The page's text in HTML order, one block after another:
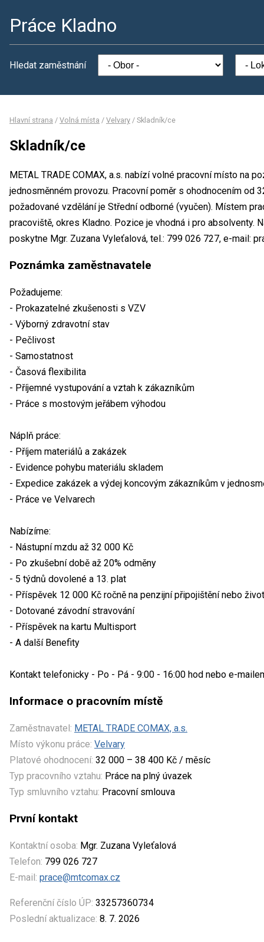
Práce Kladno
Hledat zaměstnání
Hlavní strana / Volná místa / Velvary / Skladník/ce
Skladník/ce
METAL TRADE COMAX, a.s. nabízí volné pracovní místo na
jednosměnném provozu. Pracovní poměr s ohodnocením od
požadované vzdělání je Střední odborné (vyučen). Místem
pracoviště, okres Kladno. Pozice je vhodná i pro absolventy.
poskytne Mgr. Zuzana Vyleťalová, tel.: 799 026 727, e-mail:
Poznámka zaměstnavatele
Požadujeme:
- Prokazatelné zkušenosti s VZV
- Výborný zdravotní stav
- Pečlivost
- Samostatnost
- Časová flexibilita
- Příjemné vystupování a vztah k zákazníkům
- Práce s mostovým jeřábem výhodou
Náplň práce:
- Příjem materiálů a zakázek
- Evidence pohybu materiálu skladem
- Expedice zakázek a výdej koncovým zákazníkům v
- Práce ve Velvarech
Nabízíme:
- Nástupní mzdu až 32 000 Kč
- Po zkušební době až 20% odměny
- 5 týdnů dovolené a 13. plat
- Příspěvek 12 000 Kč ročně na penzijní připojištění nebo
- Dotované závodní stravování
- Příspěvek na kartu Multisport
- A další Benefity
Kontakt telefonicky - Po - Pá - 9:00 - 16:00 hod nebo e-
Informace o pracovním místě
Zaměstnavatel: METAL TRADE COMAX, a.s.
Místo výkonu práce: Velvary
Platové ohodnocení: 32 000 – 38 400 Kč / měsíc
Typ pracovního vztahu: Práce na plný úvazek
Typ smluvního vztahu: Pracovní smlouva
První kontakt
Kontaktní osoba: Mgr. Zuzana Vyleťalová
Telefon: 799 026 727
E-mail: prace@mtcomax.cz
Referenční číslo ÚP: 33257360734
Poslední aktualizace: 8. 7. 2026